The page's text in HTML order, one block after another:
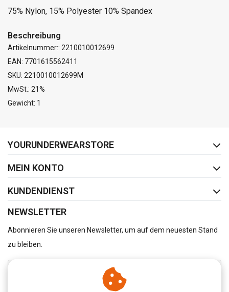
75% Nylon, 15% Polyester 10% Spandex
Beschreibung
Artikelnummer:: 2210010012699
EAN: 7701615562411
SKU: 2210010012699M
MwSt.: 21%
Gewicht: 1
YOURUNDERWEARSTORE
MEIN KONTO
KUNDENDIENST
NEWSLETTER
Abonnieren Sie unseren Newsletter, um auf dem neuesten Stand
zu bleiben.